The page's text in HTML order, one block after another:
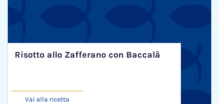
Risotto allo Zafferano con Baccalà
Vai alla ricetta